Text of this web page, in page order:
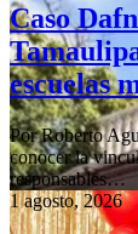
Caso
escuelas
Por Roberto
conocer la
responsables…
1 agosto, 2026